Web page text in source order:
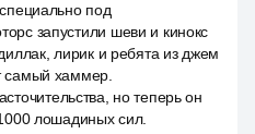
под
запустили шеви и кинокс
лирик и ребята из джем
самый хаммер.
но теперь он
лошадиных сил.